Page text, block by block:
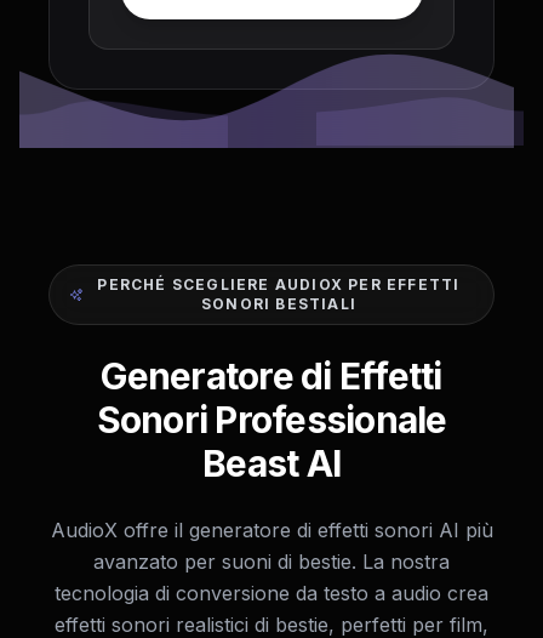
PERCHÉ SCEGLIERE AUDIOX PER EFFETTI
SONORI BESTIALI
Generatore di Effetti
Sonori Professionale
Beast AI
AudioX offre il generatore di effetti sonori AI più
avanzato per suoni di bestie. La nostra
tecnologia di conversione da testo a audio crea
effetti sonori realistici di bestie, perfetti per film,